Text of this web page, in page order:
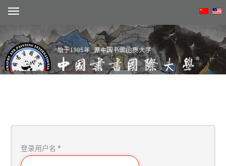
动态登录用户名 *